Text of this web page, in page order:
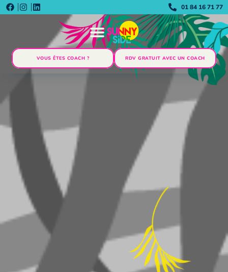
01 84 16 71 77
RDV GRATUIT AVEC UN COACH
VOUS ÊTES COACH ?